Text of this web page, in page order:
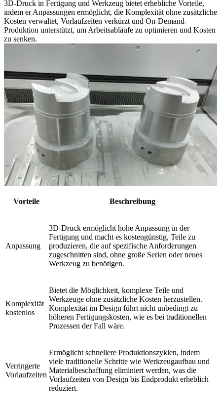
3D-Druck in Fertigung und Werkzeug bietet erhebliche Vorteile,
indem er Anpassungen ermöglicht, die Komplexität ohne zusätzliche
Kosten verwaltet, Vorlaufzeiten verkürzt und On-Demand-
Produktion unterstützt, um Arbeitsabläufe zu optimieren und Kosten
zu senken.
Vorteile Beschreibung
Anpassung
3D-Druck ermöglicht hohe Anpassung in der
Fertigung und macht es kostengünstig, Teile zu
produzieren, die auf spezifische Anforderungen
zugeschnitten sind, ohne große Serien oder neues
Werkzeug zu benötigen.
Komplexität
kostenlos
Bietet die Möglichkeit, komplexe Teile und
Werkzeuge ohne zusätzliche Kosten herzustellen.
Komplexität im Design führt nicht unbedingt zu
höheren Fertigungskosten, wie es bei traditionellen
Prozessen der Fall wäre.
Verringerte
Vorlaufzeiten
Ermöglicht schnellere Produktionszyklen, indem
viele traditionelle Schritte wie Werkzeugaufbau und
Materialbeschaffung eliminiert werden, was die
Vorlaufzeiten von Design bis Endprodukt erheblich
reduziert.